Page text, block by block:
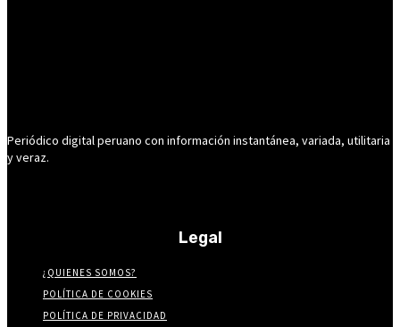
Periódico digital peruano con información instantánea, variada, utilitaria
y veraz.
Legal
¿QUIENES SOMOS?
POLÍTICA DE COOKIES
POLÍTICA DE PRIVACIDAD